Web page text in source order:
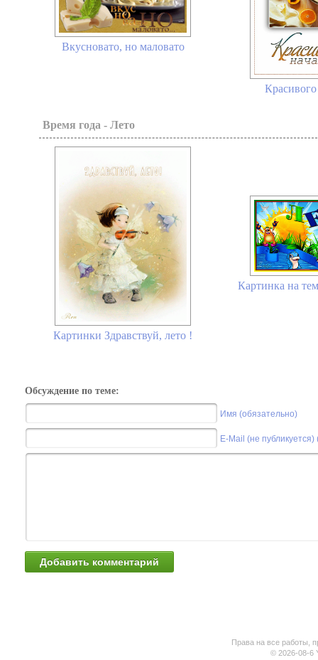
Вкусновато, но маловато
Красивого
Время года - Лето
Картинки Здравствуй, лето !
Картинка на
Обсуждение по теме:
Имя (обязательно)
E-Mail (не
Права на все работы,
© 2026-08-6